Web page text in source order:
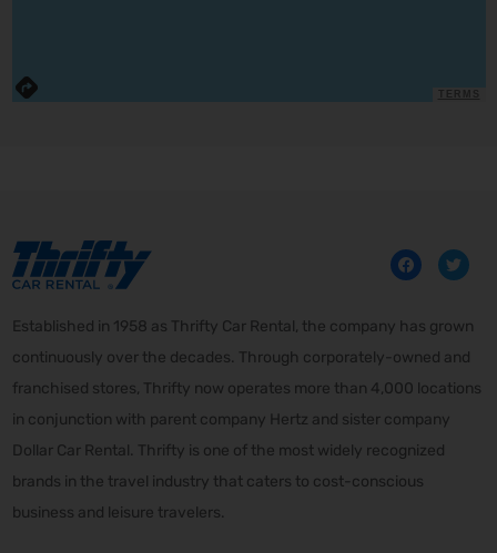
Established in 1958 as Thrifty Car Rental, the company has grown
continuously over the decades. Through corporately-owned and
franchised stores, Thrifty now operates more than 4,000 locations
in conjunction with parent company Hertz and sister company
Dollar Car Rental. Thrifty is one of the most widely recognized
brands in the travel industry that caters to cost-conscious
business and leisure travelers.